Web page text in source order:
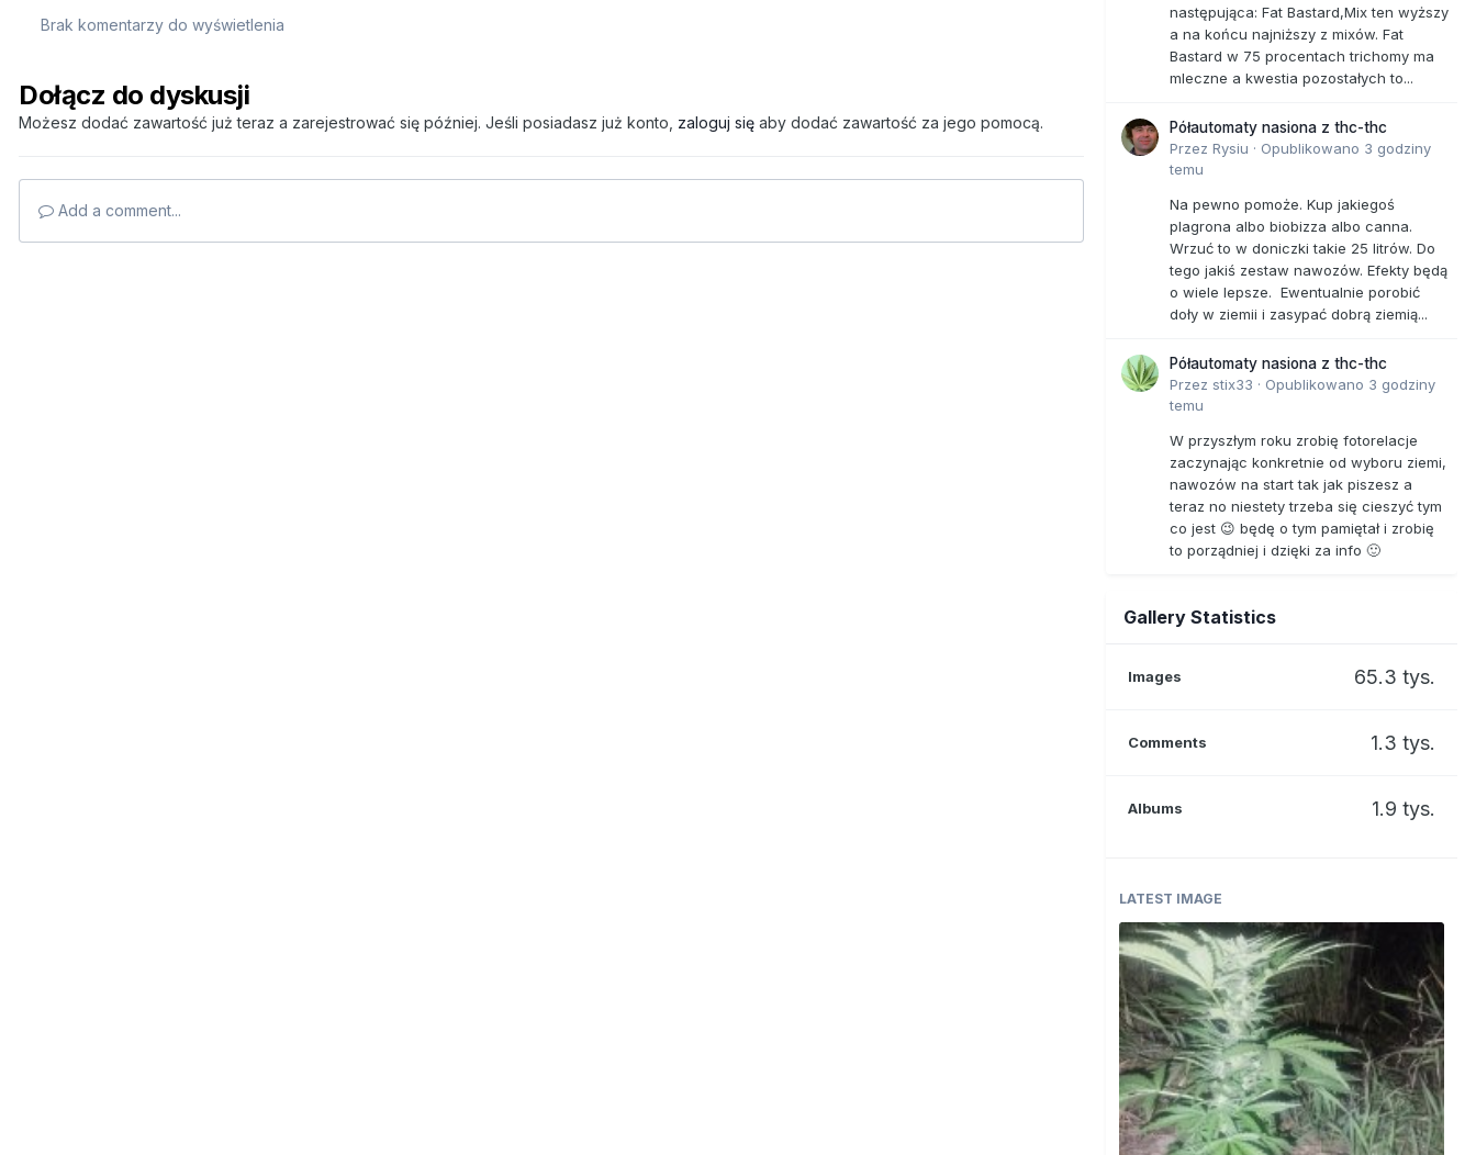
Brak komentarzy do wyświetlenia
Dołącz do dyskusji
Możesz dodać zawartość już teraz a zarejestrować się później. Jeśli posiadasz już konto, zaloguj się aby dodać zawartość za jego pomocą.
Add a comment...
następująca: Fat Bastard,Mix ten wyższy
a na końcu najniższy z mixów. Fat
Bastard w 75 procentach trichomy ma
mleczne a kwestia pozostałych to...
Półautomaty nasiona z thc-thc
Przez Rysiu · Opublikowano 3 godziny
temu
Na pewno pomoże. Kup jakiegoś
plagrona albo biobizza albo canna.
Wrzuć to w doniczki takie 25 litrów. Do
tego jakiś zestaw nawozów. Efekty będą
o wiele lepsze. Ewentualnie porobić
doły w ziemii i zasypać dobrą ziemią...
Półautomaty nasiona z thc-thc
Przez stix33 · Opublikowano 3 godziny
temu
W przyszłym roku zrobię fotorelacje
zaczynając konkretnie od wyboru ziemi,
nawozów na start tak jak piszesz a
teraz no niestety trzeba się cieszyć tym
co jest 😉 będę o tym pamiętał i zrobię
to porządniej i dzięki za info 🙂
Gallery Statistics
Images 65.3 tys.
Comments 1.3 tys.
Albums 1.9 tys.
LATEST IMAGE